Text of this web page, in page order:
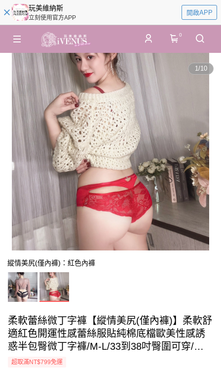
玩美維納斯
立刻使用官方APP
開啟APP
0
1/10
縱情美尻(僅內褲)：紅色內褲
柔軟蕾絲微丁字褲【縱情美尻(僅內褲)】柔軟舒
適紅色開運性感蕾絲服貼純棉底檔歐美性感誘
惑半包臀微丁字褲/M-L/33到38吋臀圍可穿/玩
美維納斯/iVENUS 性感內衣褲快時尚
超取滿NT$799免運